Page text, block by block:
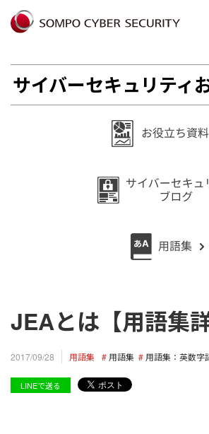
サイバーセキュリティ
JEAとは【用語集詳
2017/09/28 用語集 用語集 用語集：英数字
LINEで送る